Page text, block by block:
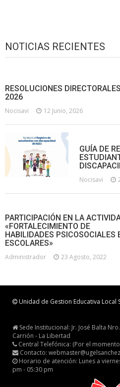
NOTICIAS RECIENTES
RESOLUCIONES DIRECTORALES
2026
Nocisavi 12 Junio, 2026
GUÍA DE
Nocisavi
PARTICIPACIÓN EN LA
«FORTALECIMIENTO DE
HABILIDADES PSICOSOCIALES
ESCOLARES»
Administrador 23 Agosto, 2022
Unidad de Gestion Educativa Local
Sede Institucional: Jr. José Balta
Carrión - La Libertad
Central Telefónica: (Por el
Contacto:
Horario de atención: Lunes a
pm - 05:30 pm